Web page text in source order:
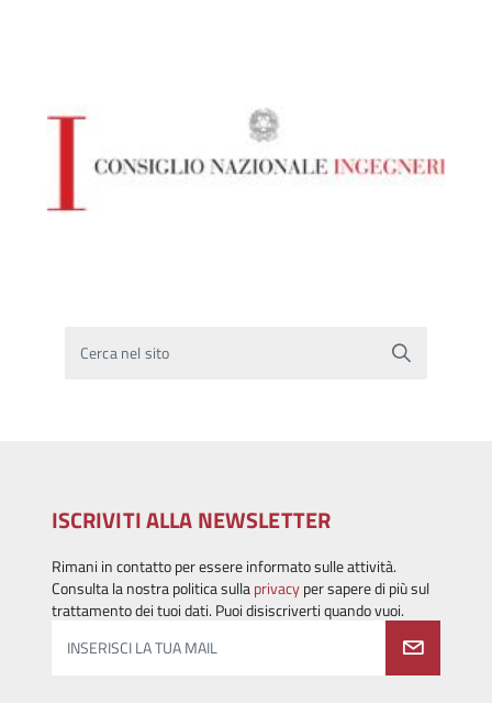
Cerca nel sito
ISCRIVITI ALLA NEWSLETTER
Rimani in contatto per essere informato sulle attività.
Consulta la nostra politica sullaprivacyper sapere di più sul
trattamento dei tuoi dati. Puoi disiscriverti quando vuoi.
INSERISCI LA TUA MAIL